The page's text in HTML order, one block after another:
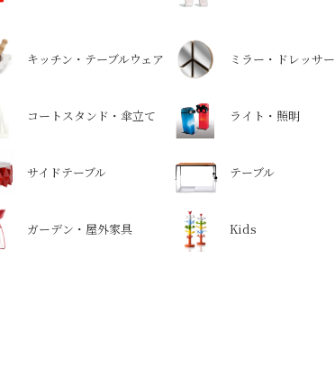
キッチン・テーブルウェア ミラー・ドレッサー
コートスタンド・傘立て ライト・照明
サイドテーブル テーブル
ガーデン・屋外家具 Kids